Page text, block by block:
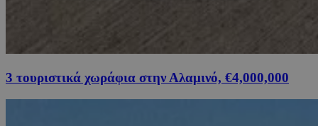
3 τουριστικά χωράφια στην Αλαμινό, €4,000,000